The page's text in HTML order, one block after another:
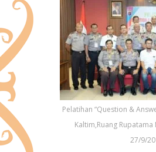
Pelatihan “Question &
Kaltim,Ruang
27/9/